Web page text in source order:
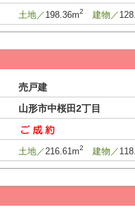
土地／ 198.36m2 建物／
売戸建
山形市中桜田2丁目
-万円
土地／ 216.61m2 建物／